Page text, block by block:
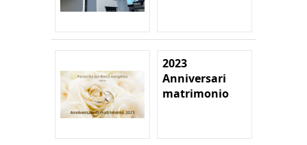
2023
Anniversari
matrimonio